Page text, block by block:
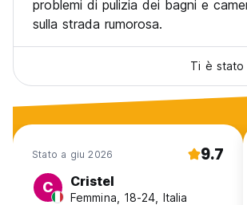
problemi di pulizia dei bagni e
sulla strada rumorosa.
Ti è stato
Stato a giu 2026 9.7
C Cristel
Femmina, 18-24, Italia